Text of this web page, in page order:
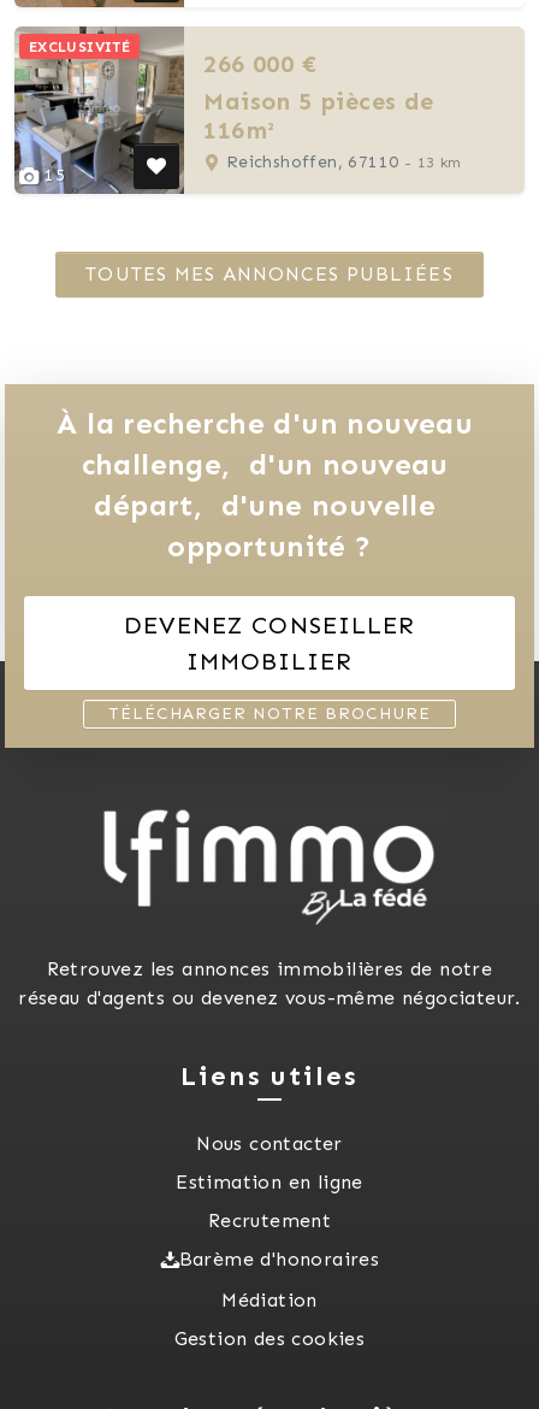
15
EXCLUSIVITÉ
266 000 €
Maison 5 pièces de
116m²
Reichshoffen, 67110 - 13 km
TOUTES MES ANNONCES PUBLIÉES
À la recherche d'un nouveau
challenge,
d'un nouveau
départ,
d'une nouvelle
opportunité ?
DEVENEZ CONSEILLER
IMMOBILIER
TÉLÉCHARGER NOTRE BROCHURE
Retrouvez les annonces immobilières de notre
réseau d'agents ou devenez vous-même négociateur.
Liens utiles
Nous contacter
Estimation en ligne
Recrutement
Barème d'honoraires
Médiation
Gestion des cookies